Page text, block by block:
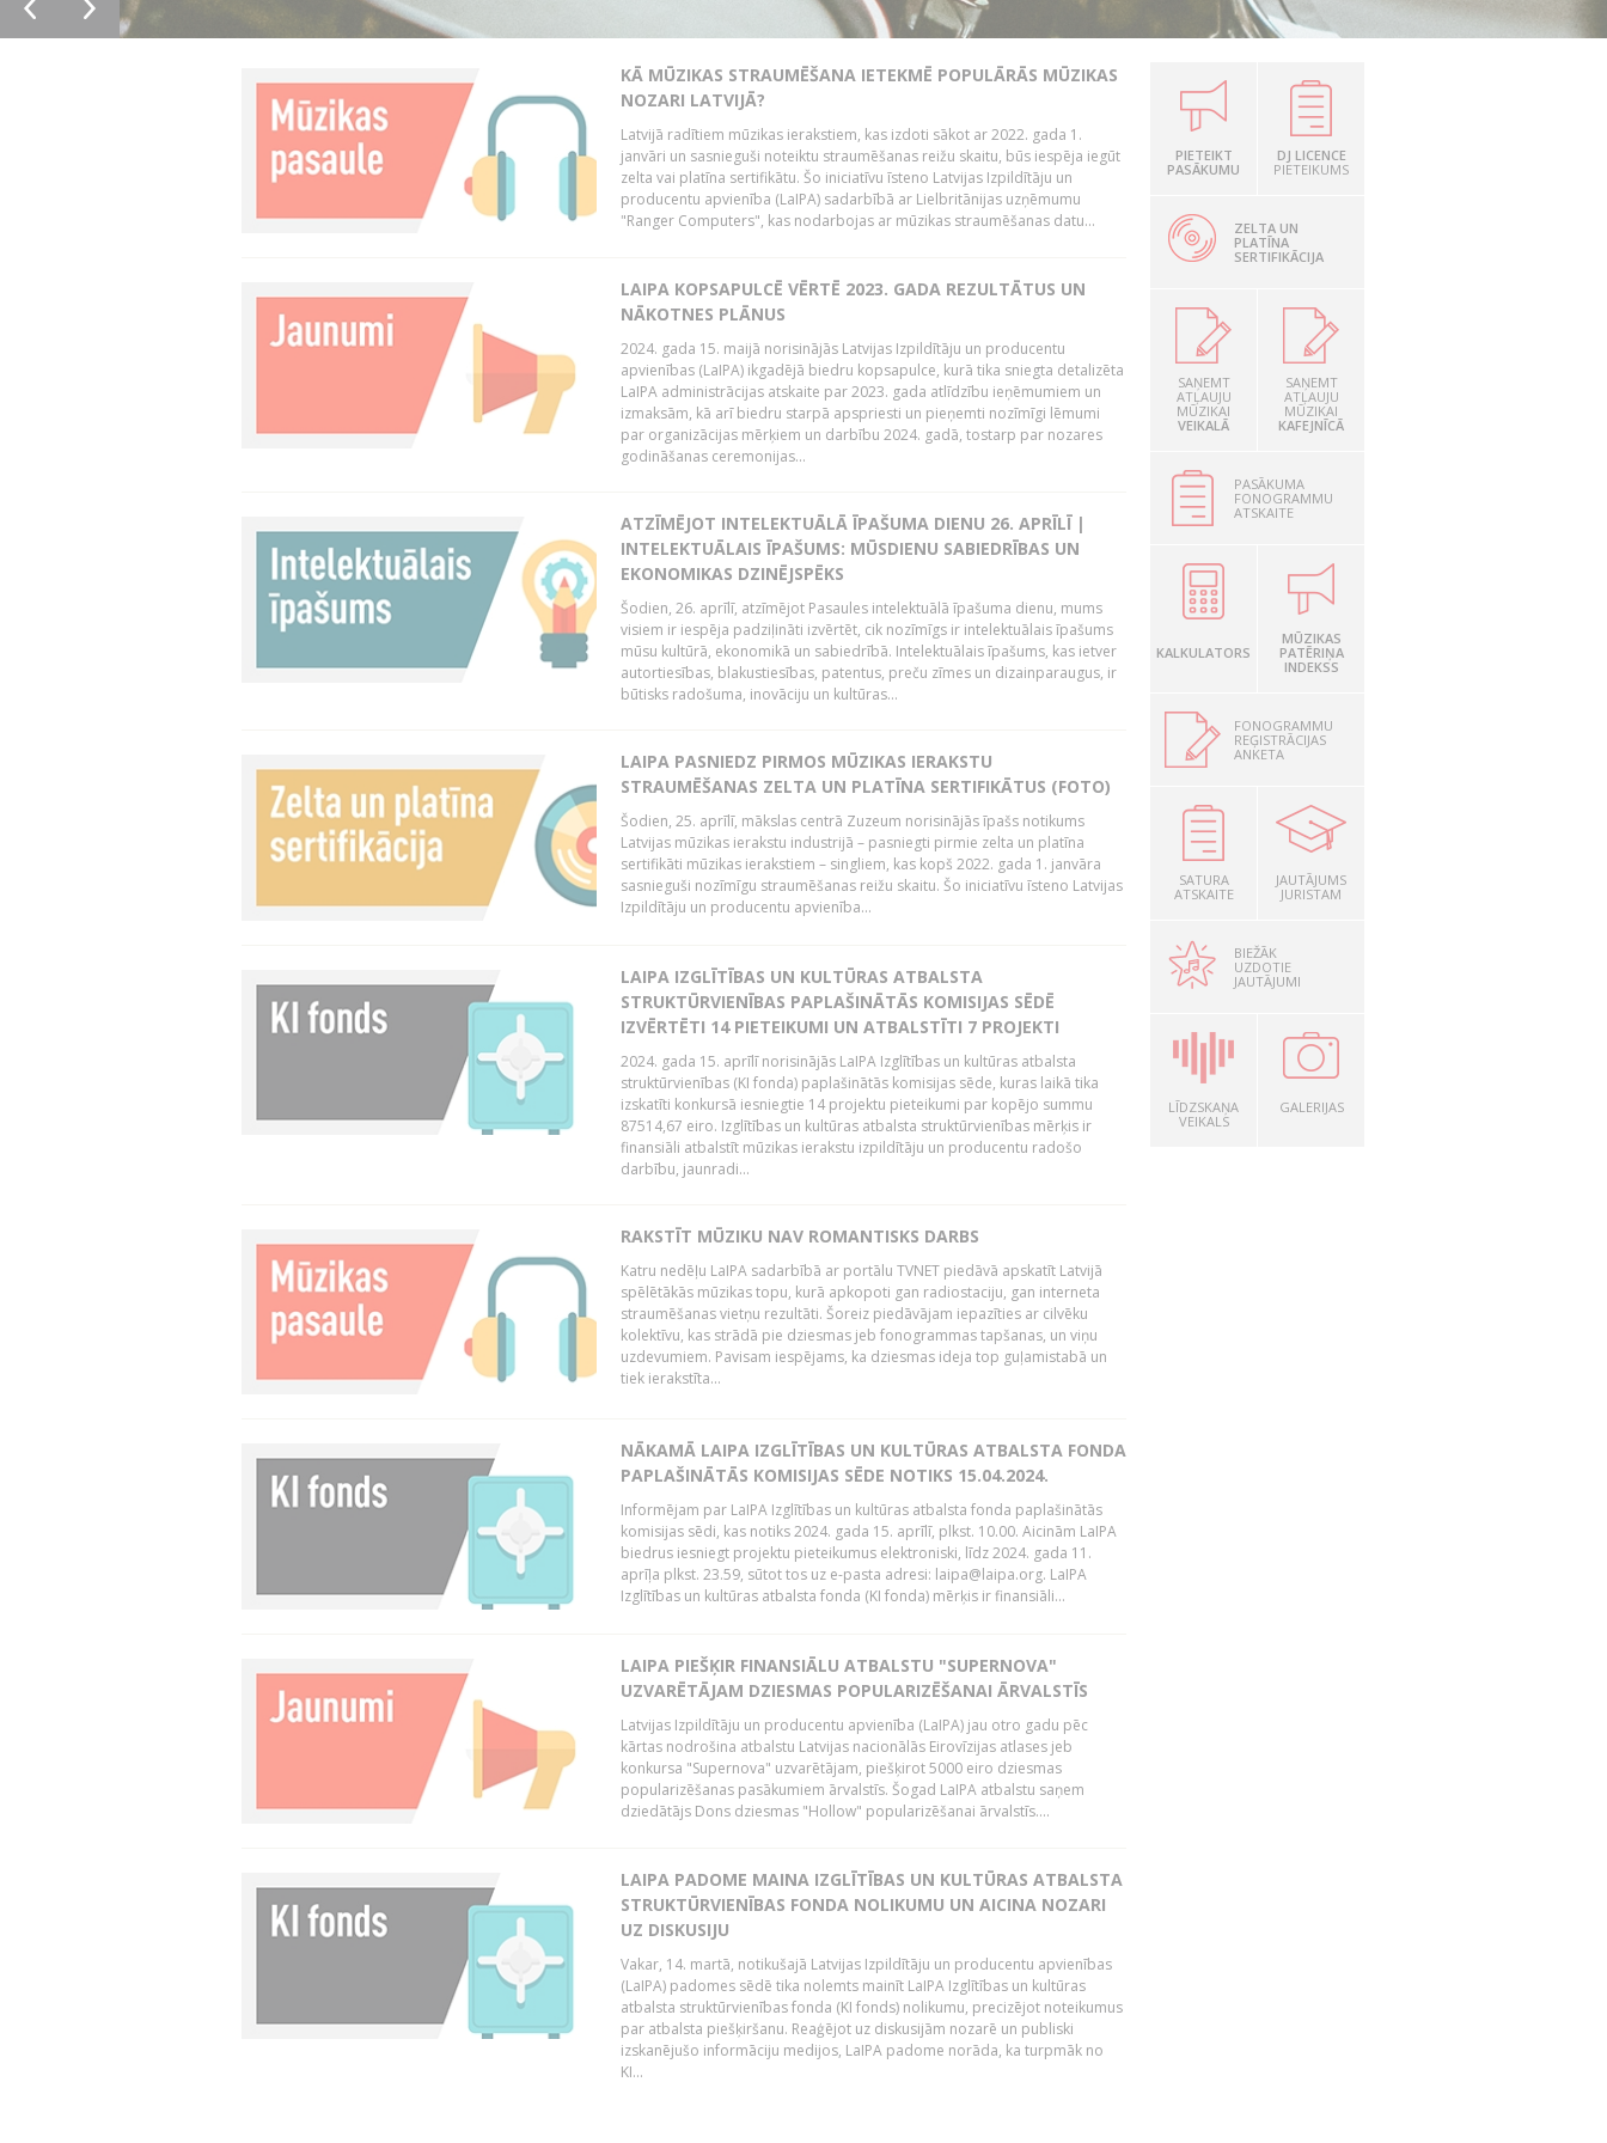
KĀ MŪZIKAS STRAUMĒŠANA IETEKMĒ POPULĀRĀS MŪZIKAS
NOZARI LATVIJĀ?
Latvijā radītiem mūzikas ierakstiem, kas izdoti sākot ar 2022. gada 1.
janvāri un sasnieguši noteiktu straumēšanas reižu skaitu, būs iespēja iegūt
zelta vai platīna sertifikātu. Šo iniciatīvu īsteno Latvijas Izpildītāju un
producentu apvienība (LaIPA) sadarbībā ar Lielbritānijas uzņēmumu
"Ranger Computers", kas nodarbojas ar mūzikas straumēšanas datu...
LAIPA KOPSAPULCĒ VĒRTĒ 2023. GADA REZULTĀTUS UN
NĀKOTNES PLĀNUS
2024. gada 15. maijā norisinājās Latvijas Izpildītāju un producentu
apvienības (LaIPA) ikgadējā biedru kopsapulce, kurā tika sniegta detalizēta
LaIPA administrācijas atskaite par 2023. gada atlīdzību ieņēmumiem un
izmaksām, kā arī biedru starpā apspriesti un pieņemti nozīmīgi lēmumi
par organizācijas mērķiem un darbību 2024. gadā, tostarp par nozares
godināšanas ceremonijas...
ATZĪMĒJOT INTELEKTUĀLĀ ĪPAŠUMA DIENU 26. APRĪLĪ |
INTELEKTUĀLAIS ĪPAŠUMS: MŪSDIENU SABIEDRĪBAS UN
EKONOMIKAS DZINĒJSPĒKS
Šodien, 26. aprīlī, atzīmējot Pasaules intelektuālā īpašuma dienu, mums
visiem ir iespēja padziļināti izvērtēt, cik nozīmīgs ir intelektuālais īpašums
mūsu kultūrā, ekonomikā un sabiedrībā. Intelektuālais īpašums, kas ietver
autortiesības, blakustiesības, patentus, preču zīmes un dizainparaugus, ir
būtisks radošuma, inovāciju un kultūras...
LAIPA PASNIEDZ PIRMOS MŪZIKAS IERAKSTU
STRAUMĒŠANAS ZELTA UN PLATĪNA SERTIFIKĀTUS (FOTO)
Šodien, 25. aprīlī, mākslas centrā Zuzeum norisinājās īpašs notikums
Latvijas mūzikas ierakstu industrijā – pasniegti pirmie zelta un platīna
sertifikāti mūzikas ierakstiem – singliem, kas kopš 2022. gada 1. janvāra
sasnieguši nozīmīgu straumēšanas reižu skaitu. Šo iniciatīvu īsteno Latvijas
Izpildītāju un producentu apvienība...
LAIPA IZGLĪTĪBAS UN KULTŪRAS ATBALSTA
STRUKTŪRVIENĪBAS PAPLAŠINĀTĀS KOMISIJAS SĒDĒ
IZVĒRTĒTI 14 PIETEIKUMI UN ATBALSTĪTI 7 PROJEKTI
2024. gada 15. aprīlī norisinājās LaIPA Izglītības un kultūras atbalsta
struktūrvienības (KI fonda) paplašinātās komisijas sēde, kuras laikā tika
izskatīti konkursā iesniegtie 14 projektu pieteikumi par kopējo summu
87514,67 eiro. Izglītības un kultūras atbalsta struktūrvienības mērķis ir
finansiāli atbalstīt mūzikas ierakstu izpildītāju un producentu radošo
darbību, jaunradi...
RAKSTĪT MŪZIKU NAV ROMANTISKS DARBS
Katru nedēļu LaIPA sadarbībā ar portālu TVNET piedāvā apskatīt Latvijā
spēlētākās mūzikas topu, kurā apkopoti gan radiostaciju, gan interneta
straumēšanas vietņu rezultāti. Šoreiz piedāvājam iepazīties ar cilvēku
kolektīvu, kas strādā pie dziesmas jeb fonogrammas tapšanas, un viņu
uzdevumiem. Pavisam iespējams, ka dziesmas ideja top guļamistabā un
tiek ierakstīta...
NĀKAMĀ LAIPA IZGLĪTĪBAS UN KULTŪRAS ATBALSTA FONDA
PAPLAŠINĀTĀS KOMISIJAS SĒDE NOTIKS 15.04.2024.
Informējam par LaIPA Izglītības un kultūras atbalsta fonda paplašinātās
komisijas sēdi, kas notiks 2024. gada 15. aprīlī, plkst. 10.00. Aicinām LaIPA
biedrus iesniegt projektu pieteikumus elektroniski, līdz 2024. gada 11.
aprīļa plkst. 23.59, sūtot tos uz e-pasta adresi: laipa@laipa.org. LaIPA
Izglītības un kultūras atbalsta fonda (KI fonda) mērķis ir finansiāli...
LAIPA PIEŠĶIR FINANSIĀLU ATBALSTU "SUPERNOVA"
UZVARĒTĀJAM DZIESMAS POPULARIZĒŠANAI ĀRVALSTĪS
Latvijas Izpildītāju un producentu apvienība (LaIPA) jau otro gadu pēc
kārtas nodrošina atbalstu Latvijas nacionālās Eirovīzijas atlases jeb
konkursa "Supernova" uzvarētājam, piešķirot 5000 eiro dziesmas
popularizēšanas pasākumiem ārvalstīs. Šogad LaIPA atbalstu saņem
dziedātājs Dons dziesmas "Hollow" popularizēšanai ārvalstīs....
LAIPA PADOME MAINA IZGLĪTĪBAS UN KULTŪRAS ATBALSTA
STRUKTŪRVIENĪBAS FONDA NOLIKUMU UN AICINA NOZARI
UZ DISKUSIJU
Vakar, 14. martā, notikušajā Latvijas Izpildītāju un producentu apvienības
(LaIPA) padomes sēdē tika nolemts mainīt LaIPA Izglītības un kultūras
atbalsta struktūrvienības fonda (KI fonds) nolikumu, precizējot noteikumus
par atbalsta piešķiršanu. Reaģējot uz diskusijām nozarē un publiski
izskanējušo informāciju medijos, LaIPA padome norāda, ka turpmāk no
KI...
PIETEIKT
PASĀKUMU
DJ LICENCE
PIETEIKUMS
ZELTA UN
PLATĪNA
SERTIFIKĀCIJA
SAŅEMT
ATĻAUJU
MŪZIKAI
VEIKALĀ
SAŅEMT
ATĻAUJU
MŪZIKAI
KAFEJNĪCĀ
PASĀKUMA
FONOGRAMMU
ATSKAITE
KALKULATORS
MŪZIKAS
PATĒRIŅA
INDEKSS
FONOGRAMMU
REĢISTRĀCIJAS
ANKETA
SATURA
ATSKAITE
JAUTĀJUMS
JURISTAM
BIEŽĀK
UZDOTIE
JAUTĀJUMI
LĪDZSKAŅA
VEIKALS
GALERIJAS